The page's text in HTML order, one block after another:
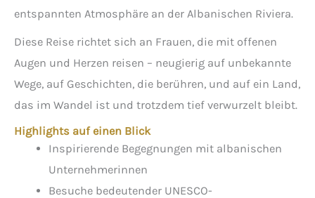
entspannten Atmosphäre an der Albanischen Riviera.
Diese Reise richtet sich an Frauen, die mit offenen
Augen und Herzen reisen – neugierig auf unbekannte
Wege, auf Geschichten, die berühren, und auf ein Land,
das im Wandel ist und trotzdem tief verwurzelt bleibt.
Highlights auf einen Blick
Inspirierende Begegnungen mit albanischen
Unternehmerinnen
Besuche bedeutender UNESCO-